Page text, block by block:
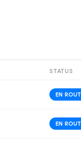
STATUS
EN
EN